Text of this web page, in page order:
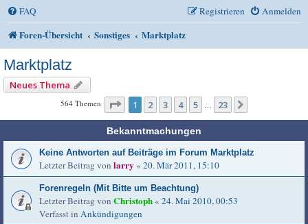
FAQ Anmelden
Registrieren
Foren-Übersicht Sonstiges Marktplatz
Marktplatz
Neues Thema
564 Themen Seite 1von 23
1 2 3 4 5 … 23
Bekanntmachungen
Keine Antworten auf Beiträge im Forum Marktplatz
Letzter Beitrag von larry « 20. Mär 2011, 15:10
Forenregeln (Mit Bitte um Beachtung)
Letzter Beitrag von Christoph « 24. Mai 2010, 00:53
Verfasst in Ankündigungen